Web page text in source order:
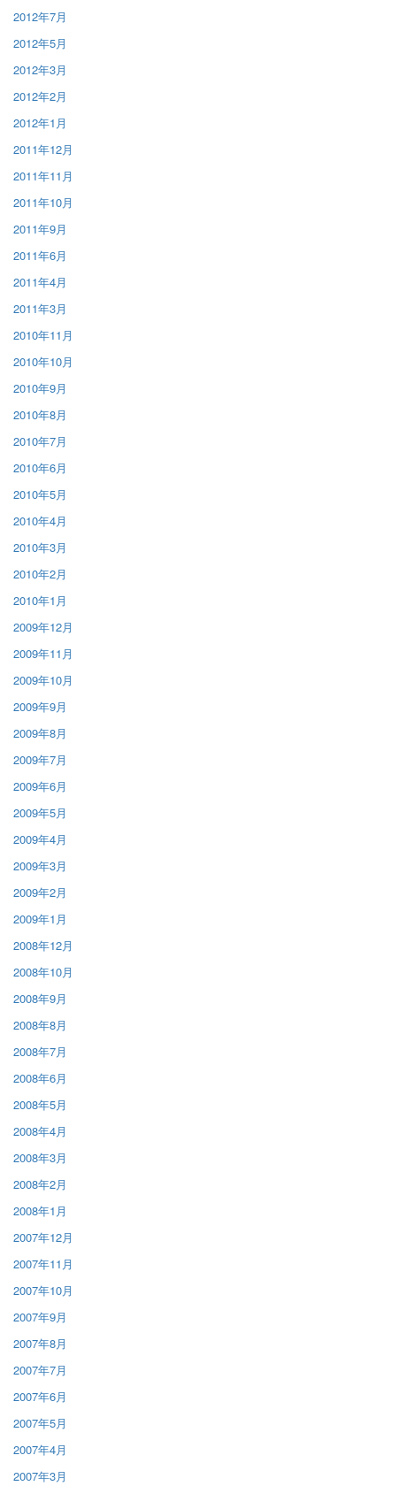
2012年7月
2012年5月
2012年3月
2012年2月
2012年1月
2011年12月
2011年11月
2011年10月
2011年9月
2011年6月
2011年4月
2011年3月
2010年11月
2010年10月
2010年9月
2010年8月
2010年7月
2010年6月
2010年5月
2010年4月
2010年3月
2010年2月
2010年1月
2009年12月
2009年11月
2009年10月
2009年9月
2009年8月
2009年7月
2009年6月
2009年5月
2009年4月
2009年3月
2009年2月
2009年1月
2008年12月
2008年10月
2008年9月
2008年8月
2008年7月
2008年6月
2008年5月
2008年4月
2008年3月
2008年2月
2008年1月
2007年12月
2007年11月
2007年10月
2007年9月
2007年8月
2007年7月
2007年6月
2007年5月
2007年4月
2007年3月